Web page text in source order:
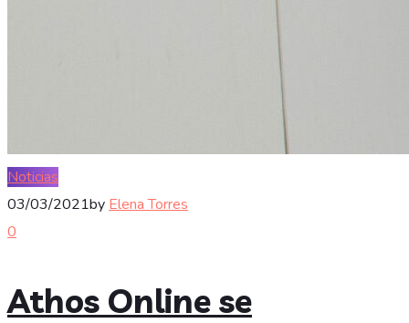
Noticias
03/03/2021by Elena Torres
0
Athos Online se